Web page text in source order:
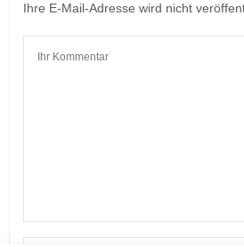
Ihre E-Mail-Adresse wird nicht